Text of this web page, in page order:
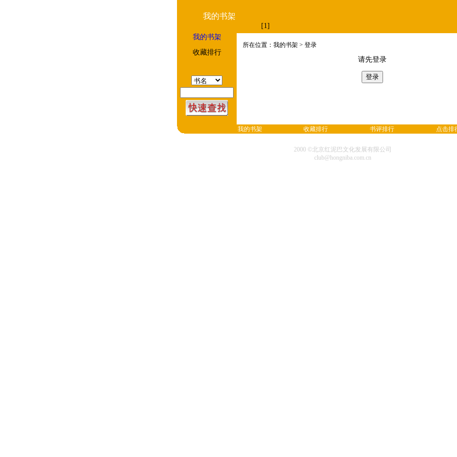
我的书架
[1]
我的书架
收藏排行
所在位置：我的书架 > 登录
请先登录
我的书架 收藏排行 书评排行 点击排
2000 ©北京红泥巴文化发展有限公司
club@hongniba.com.cn